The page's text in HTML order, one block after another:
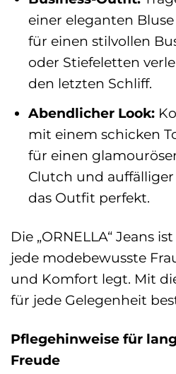
einer eleganten
für einen stilvollen
oder Stiefeletten
den letzten Schliff.
Abendlicher Look:
mit einem schicken
für einen
Clutch und
das Outfit perfekt.
Die „ORNELLA“ Jeans
jede modebewusste
und Komfort legt. Mit
für jede Gelegenheit
Pflegehinweise für
Freude